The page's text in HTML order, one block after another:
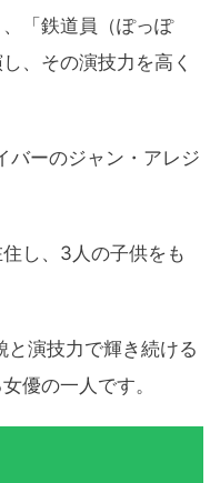
「鉄道員（ぽっぽ
、その演技力を高く
バーのジャン・アレジ
し、3人の子供をも
演技力で輝き続ける
優の一人です。